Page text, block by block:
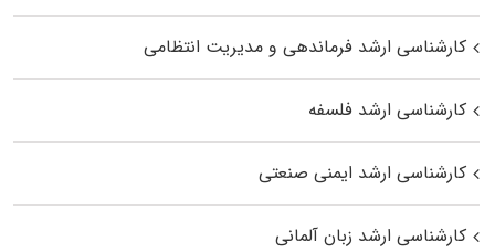
کارشناسی ارشد فرماندهی و مدیریت انتظامی
کارشناسی ارشد فلسفه
کارشناسی ارشد ایمنی صنعتی
کارشناسی ارشد زبان آلمانی